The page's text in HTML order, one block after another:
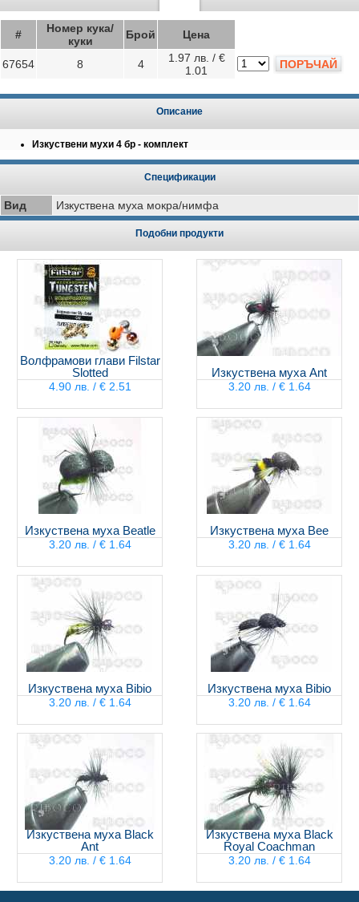
#
Номер кука/
куки
Брой Цена
67654 8 4
1.97 лв. / €
1.01
ПОРЪЧАЙ
Описание
Изкуствени мухи 4 бр - комплект
Спецификации
Вид Изкуствена муха мокра/нимфа
Подобни продукти
Волфрамови глави Filstar
Slotted
4.90 лв. / € 2.51
Изкуствена муха Ant
3.20 лв. / € 1.64
Изкуствена муха Beatle
3.20 лв. / € 1.64
Изкуствена муха Bee
3.20 лв. / € 1.64
Изкуствена муха Bibio
3.20 лв. / € 1.64
Изкуствена муха Bibio
3.20 лв. / € 1.64
Изкуствена муха Black
Ant
3.20 лв. / € 1.64
Изкуствена муха Black
Royal Coachman
3.20 лв. / € 1.64